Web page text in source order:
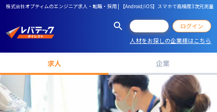
株式会社オプティムのエンジニア求人・転職・採用 | 【Android/iOS】スマホで高精度3次元測
ログイン
人材をお探しの企業様はこちら
求人 企業